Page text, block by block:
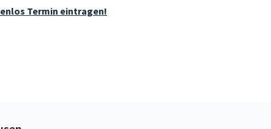
Termin eintragen!